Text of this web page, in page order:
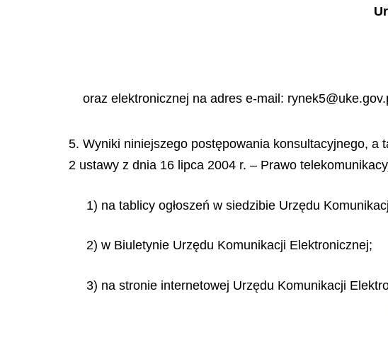
oraz elektronicznej na adres e-mail:
5. Wyniki niniejszego postępowania konsultacyjnego, a
2 ustawy z dnia 16 lipca 2004 r. – Prawo
1) na tablicy ogłoszeń w siedzibie Urzędu
2) w Biuletynie Urzędu Komunikacji Elektronicznej;
3) na stronie internetowej Urzędu Komunikacji